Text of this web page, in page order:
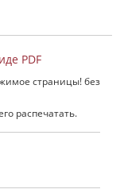
PDF
страницы! без
распечатать.